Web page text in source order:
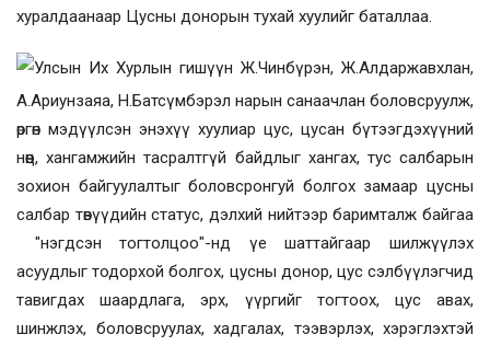
хуралдаанаар Цусны донорын тухай хуулийг баталлаа.
Улсын Их Хурлын гишүүн Ж.Чинбүрэн, Ж.Алдаржавхлан,
А.Ариунзаяа, Н.Батсүмбэрэл нарын санаачлан боловсруулж,
өргөн мэдүүлсэн энэхүү хуулиар цус, цусан бүтээгдэхүүний
нөөц, хангамжийн тасралтгүй байдлыг хангах, тус салбарын
зохион байгyулалтыг боловсронгуй болгох замаар цусны
салбар төвүүдийн статус, дэлхий нийтээр баримталж байгаа
"нэгдсэн тогтолцоо"-нд үе шаттайгаар шилжүүлэх
асуудлыг тодорхой болгох, цусны донор, цус сэлбүүлэгчид
тавигдах шаардлага, эрх, үүргийг тогтоох, цус авах,
шинжлэх, боловсруулах, хадгалах, тээвэрлэх, хэрэглэхтэй